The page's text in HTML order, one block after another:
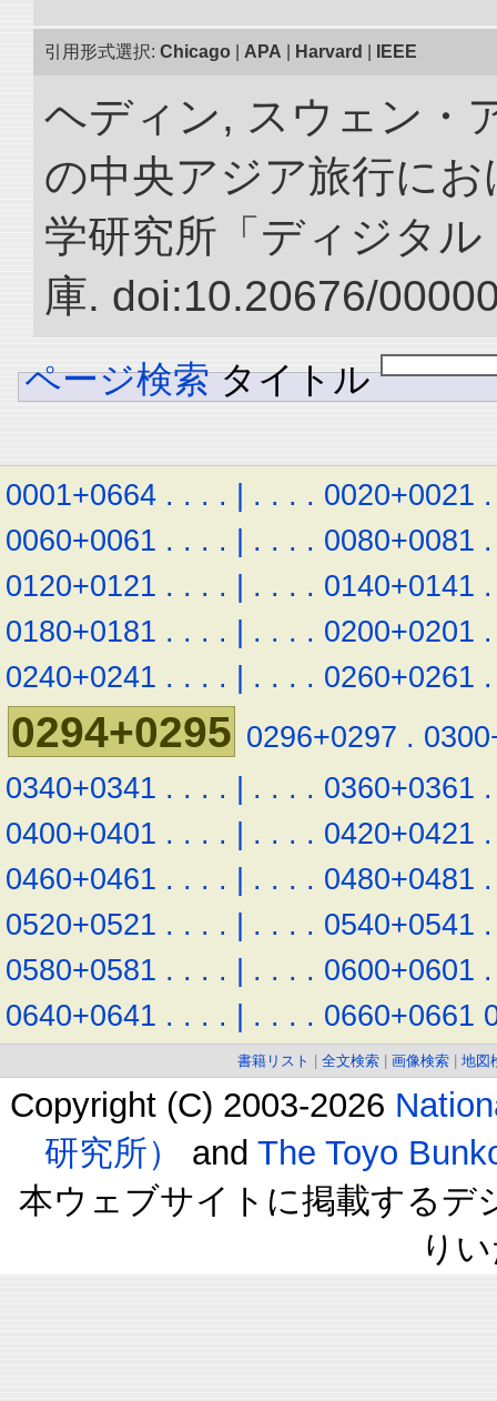
引用形式選択: Chicago APA Harvard IEEE
ヘディン, スウェン・
の中央アジア旅行にお
学研究所「ディジタ
庫. doi:10.20676/
ページ検索 タイトル
0001+0664 . . . . | . . . . 0020+0021 .
0060+0061 . . . . | . . . . 0080+0081 .
0120+0121 . . . . | . . . . 0140+0141 .
0180+0181 . . . . | . . . . 0200+0201 .
0240+0241 . . . . | . . . . 0260+0261 .
0294+0295 0296+0297 .
0340+0341 . . . . | . . . . 0360+0361 .
0400+0401 . . . . | . . . . 0420+0421 .
0460+0461 . . . . | . . . . 0480+0481 .
0520+0521 . . . . | . . . . 0540+0541 .
0580+0581 . . . . | . . . . 0600+0601 .
0640+0641 . . . . | . . . . 0660+0661
書籍リスト 全文検索 画像検索 地図
Copyright (C) 2003-2026
研究所）
and The Toyo
本ウェブサイトに掲載するデ
り